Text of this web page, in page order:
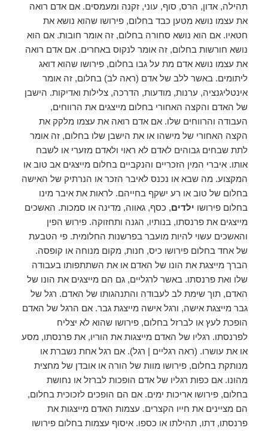
תהילה, אדון, הרס, סוף, עוני, זקנה ומעמסים. אם אדם רואה
את עצמו נושא מטען כבד בחלום, פירושו שהוא נושא את
חטאיו. אם הוא נושא סחורה בחלום, זה אומר חובות. אם הוא
נושא חורשות בחלום, זה אומר לנקוס באחרים. אם אדם רואה
את עצמו נושא אדם מת על גבו בחלום, פירושו שהוא דואג
ליתומים. באשר ללב של אדם (ראה לב) בחלום, זה אומר
אינטליגנציה, ערנות, מודעות, הדרכה, צלילות ואדיקות. הישבן
של האדם והקצה האחורי בחלום מייצגים את הרווחים,
העבודה והרווחים שלו. אם אדם רואה את עצמו מלקק את
הקצה האחורי של מישהו או את הישבן שלו בחלום, זה אומר
לתת שבחים גבוהים לאדם לא ראוי ולאדם מזערי או לשבח
אותו. איברי המין הזכריים והנקביים בחלום מייצגים אב טוב או
המקצוע. מה שבא או נכנס לאיבר הזכר או הנרתיק של האישה
בחלום של טוב או רע ישקף בחייהם. לראות את איבר מינו
בחלום פירושו ילדים, כסף, גאווה, מדינה או סמכות. האשכים
מייצגים את פרנסתו, בנותיו, הגנה ותחזוקה. פירוש הפין
והאשכים עשוי להיות מועבר בפרשנות החלומית. פי הטבעת
של אחד בחלום פירושו כיס, חנות, מקום מנוחה או קופסה.
הברך מייצגת את הונו של האדם או את השתתפותו בעבודה
שלו ואת פרנסתו. באשר לרגליים, גם הם מייצגים את הונו של
האדם, תוך שימת לב לעבודה והתנהגותו של האדם. רגל של
גבר מייצגת אישה, ורגל אישה מייצגת גבר. אם הרגל של האדם
הופכת לעץ או לברזל בחלום, פירושו שהוא לא יצליח
לפרנסתו. רגליו של האדם מייצגות את הוריו, את פרנסתו, מסע
או את עושרו. (ראה רגליים | רגל). אם רגל אחת נשברת או
מנותקת בחלום, פירושו מוות של הורה או אובדן של מחצית
מהונו. אם כפות רגליו של אדם הופכות לברזל או נחושת
בחלום, פירושו אריכות ימים. אם הם הופכים לזכוכית בחלום,
הם מציינים את חייו הקצרים. עצמות האדם מייצגות את
פרנסתו, דתו, תהילתו או כספו. איסוף עצמות בחלום פירושו